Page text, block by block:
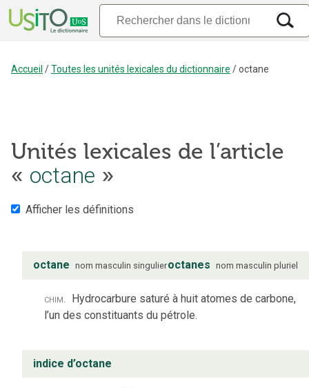
Accueil /Toutes les unités lexicales du dictionnaire /octane
Unités lexicales de l’article
« octane »
Afficher les définitions
octane nom masculin singulieroctanes nom masculin pluriel
chim. Hydrocarbure saturé à huit atomes de carbone,
l’un des constituants du pétrole.
indice d’octane